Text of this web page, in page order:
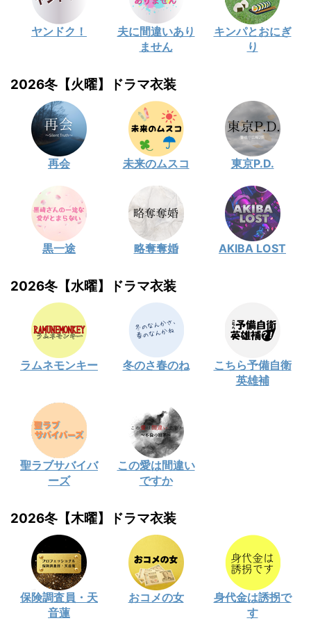
ヤンドク！
夫に間違いあり
ません
キンパとおにぎ
り
2026冬【火曜】ドラマ衣装
再会 未来のムスコ 東京P.D.
黒一途 略奪奪婚 AKIBA LOST
2026冬【水曜】ドラマ衣装
ラムネモンキー 冬のさ春のね
こちら予備自衛
英雄補
聖ラブサバイバ
ーズ
この愛は間違い
ですか
2026冬【木曜】ドラマ衣装
保険調査員・天
音蓮
おコメの女
身代金は誘拐で
す